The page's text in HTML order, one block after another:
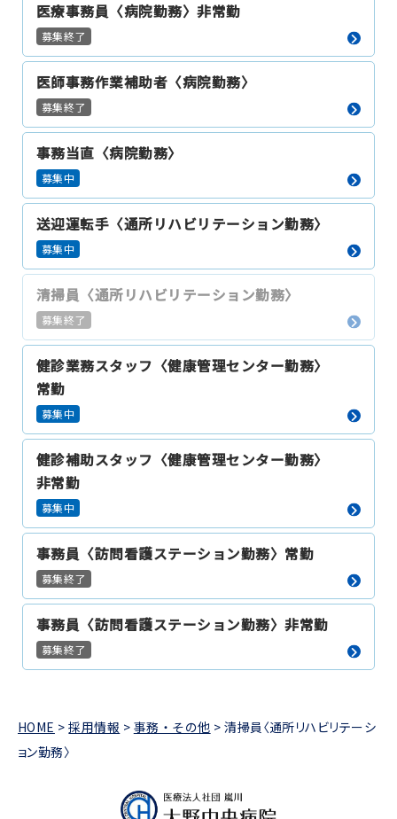
医療事務員〈病院勤務〉非常勤
募集終了
医師事務作業補助者〈病院勤務〉
募集終了
事務当直〈病院勤務〉
募集中
送迎運転手〈通所リハビリテーション勤務〉
募集中
清掃員〈通所リハビリテーション勤務〉
募集終了
健診業務スタッフ〈健康管理センター勤務〉
常勤
募集中
健診補助スタッフ〈健康管理センター勤務〉
非常勤
募集中
事務員〈訪問看護ステーション勤務〉常勤
募集終了
事務員〈訪問看護ステーション勤務〉非常勤
募集終了
HOME >採用情報 > 事務・その他 >清掃員〈通所リハビリテーシ
ョン勤務〉